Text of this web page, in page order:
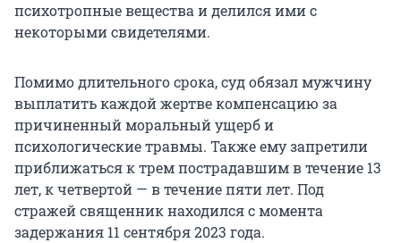
психотропные вещества и делился ими с
некоторыми свидетелями.
Помимо длительного срока, суд обязал мужчину
выплатить каждой жертве компенсацию за
причиненный моральный ущерб и
психологические травмы. Также ему запретили
приближаться к трем пострадавшим в течение 13
лет, к четвертой — в течение пяти лет. Под
стражей священник находился с момента
задержания 11 сентября 2023 года.